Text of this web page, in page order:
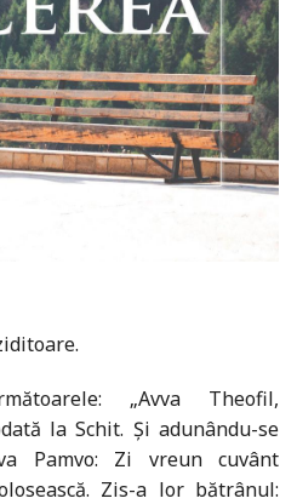
„Avva Theofil,
la Schit. Și adunându-se
Pamvo: Zi vreun cuvânt
Zis-a lor bătrânul: